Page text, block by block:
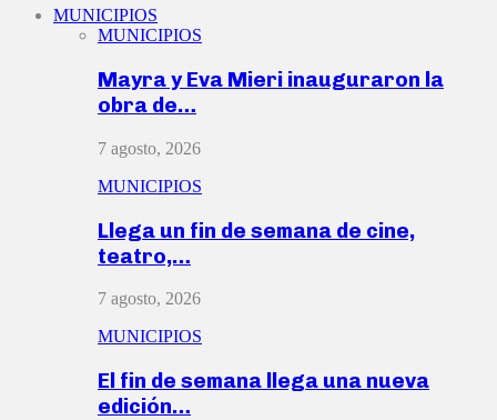
MUNICIPIOS
MUNICIPIOS
Mayra y Eva Mieri inauguraron la
obra de…
7 agosto, 2026
MUNICIPIOS
Llega un fin de semana de cine,
teatro,…
7 agosto, 2026
MUNICIPIOS
El fin de semana llega una nueva
edición…